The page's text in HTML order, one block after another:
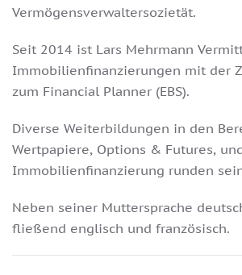
Vermögensverwaltersozietät.
Seit 2014 ist Lars Mehrmann
Immobilienfinanzierungen mit der
zum Financial Planner (EBS).
Diverse Weiterbildungen in den
Wertpapiere, Options & Futures,
Immobilienfinanzierung runden
Neben seiner Muttersprache
fließend englisch und französisch.